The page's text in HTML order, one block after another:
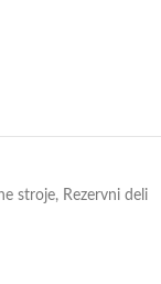
stroje, Rezervni deli